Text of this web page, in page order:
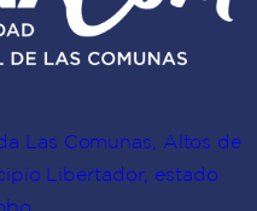
Las Comunas, Altos de
Libertador, estado